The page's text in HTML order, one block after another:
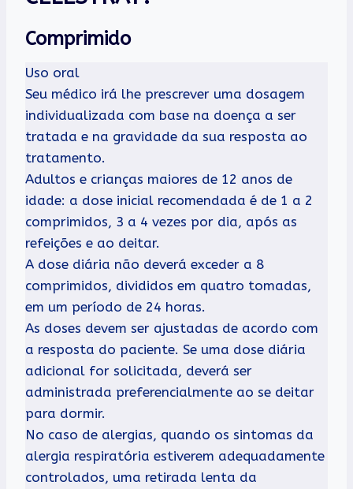
Comprimido
Uso oral
Seu médico irá lhe prescrever uma dosagem
individualizada com base na doença a ser
tratada e na gravidade da sua resposta ao
tratamento.
Adultos e crianças maiores de 12 anos de
idade: a dose inicial recomendada é de 1 a 2
comprimidos, 3 a 4 vezes por dia, após as
refeições e ao deitar.
A dose diária não deverá exceder a 8
comprimidos, divididos em quatro tomadas,
em um período de 24 horas.
As doses devem ser ajustadas de acordo com
a resposta do paciente. Se uma dose diária
adicional for solicitada, deverá ser
administrada preferencialmente ao se deitar
para dormir.
No caso de alergias, quando os sintomas da
alergia respiratória estiverem adequadamente
controlados, uma retirada lenta da